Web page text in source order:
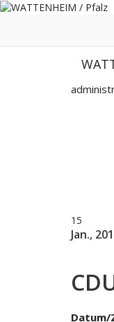
Zum
15
Jan.,
Datum/